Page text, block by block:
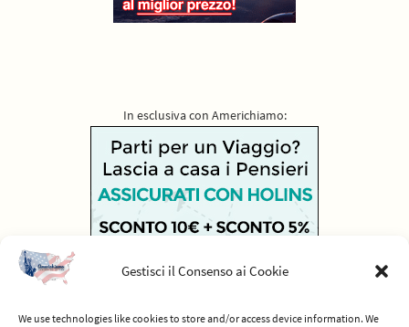
Gestisci il Consenso ai Cookie
We use technologies like cookies to store and/or access device information. We
In esclusiva con Americhiamo: